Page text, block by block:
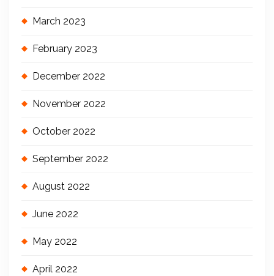
March 2023
February 2023
December 2022
November 2022
October 2022
September 2022
August 2022
June 2022
May 2022
April 2022